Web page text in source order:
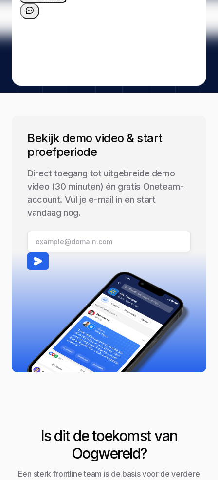
Bekijk demo video & start
proefperiode
Direct toegang tot uitgebreide demo
video (30 minuten) én gratis Oneteam-
account. Vul je e-mail in en start
vandaag nog.
Is dit de toekomst van
Oogwereld?
Een sterk frontline team is de basis voor de verdere